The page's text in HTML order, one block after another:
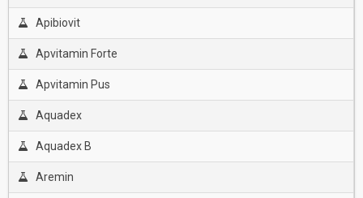
Apibiovit
Apvitamin Forte
Apvitamin Pus
Aquadex
Aquadex B
Aremin